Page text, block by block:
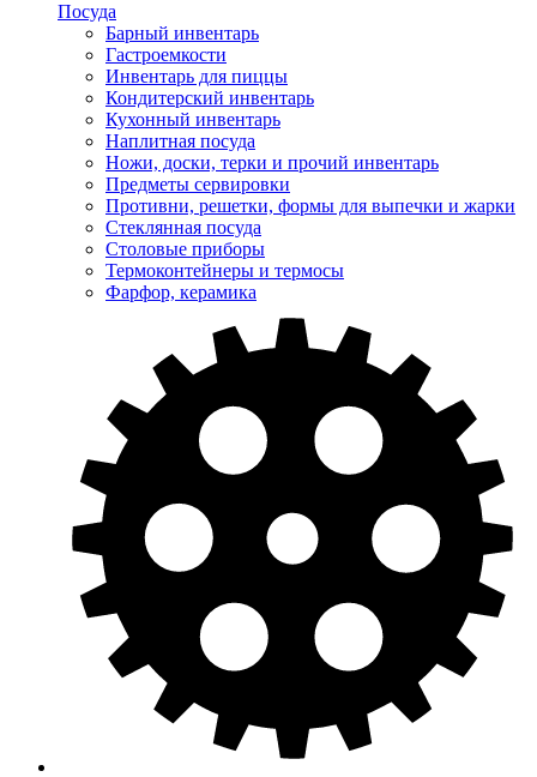
Посуда
Барный инвентарь
Гастроемкости
Инвентарь для пиццы
Кондитерский инвентарь
Кухонный инвентарь
Наплитная посуда
Ножи, доски, терки и прочий инвентарь
Предметы сервировки
Противни, решетки, формы для выпечки и жарки
Стеклянная посуда
Столовые приборы
Термоконтейнеры и термосы
Фарфор, керамика